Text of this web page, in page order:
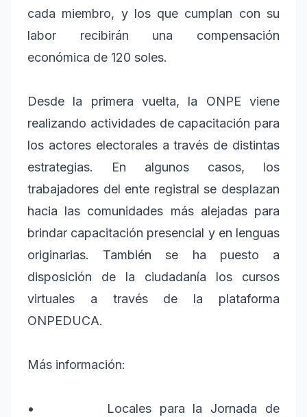
cada miembro, y los que cumplan con su
labor recibirán una compensación
económica de 120 soles.
Desde la primera vuelta, la ONPE viene
realizando actividades de capacitación para
los actores electorales a través de distintas
estrategias. En algunos casos, los
trabajadores del ente registral se desplazan
hacia las comunidades más alejadas para
brindar capacitación presencial y en lenguas
originarias. También se ha puesto a
disposición de la ciudadanía los cursos
virtuales a través de la plataforma
ONPEDUCA.
Más información:
• Locales para la Jornada de